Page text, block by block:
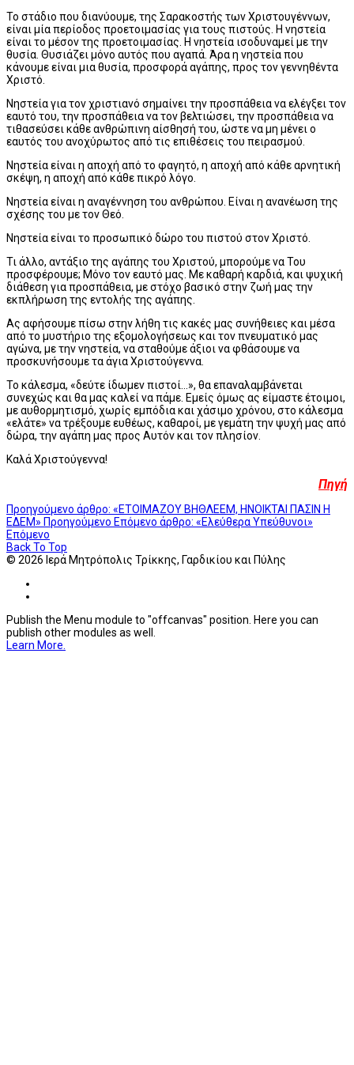
Το στάδιο που διανύουμε, της Σαρακοστής των Χριστουγέννων,
είναι μία περίοδος προετοιμασίας για τους πιστούς. Η νηστεία
είναι το μέσον της προετοιμασίας. Η νηστεία ισοδυναμεί με την
θυσία. Θυσιάζει μόνο αυτός που αγαπά. Άρα η νηστεία που
κάνουμε είναι μια θυσία, προσφορά αγάπης, προς τον γεννηθέντα
Χριστό.
Νηστεία για τον χριστιανό σημαίνει την προσπάθεια να ελέγξει τον
εαυτό του, την προσπάθεια να τον βελτιώσει, την προσπάθεια να
τιθασεύσει κάθε ανθρώπινη αίσθησή του, ώστε να μη μένει ο
εαυτός του ανοχύρωτος από τις επιθέσεις του πειρασμού.
Νηστεία είναι η αποχή από το φαγητό, η αποχή από κάθε αρνητική
σκέψη, η αποχή από κάθε πικρό λόγο.
Νηστεία είναι η αναγέννηση του ανθρώπου. Είναι η ανανέωση της
σχέσης του με τον Θεό.
Νηστεία είναι το προσωπικό δώρο του πιστού στον Χριστό.
Τι άλλο, αντάξιο της αγάπης του Χριστού, μπορούμε να Του
προσφέρουμε; Μόνο τον εαυτό μας. Με καθαρή καρδιά, και ψυχική
διάθεση για προσπάθεια, με στόχο βασικό στην ζωή μας την
εκπλήρωση της εντολής της αγάπης.
Ας αφήσουμε πίσω στην λήθη τις κακές μας συνήθειες και μέσα
από το μυστήριο της εξομολογήσεως και τον πνευματικό μας
αγώνα, με την νηστεία, να σταθούμε άξιοι να φθάσουμε να
προσκυνήσουμε τα άγια Χριστούγεννα.
Το κάλεσμα, «δεύτε ίδωμεν πιστοί...», θα επαναλαμβάνεται
συνεχώς και θα μας καλεί να πάμε. Εμείς όμως ας είμαστε έτοιμοι,
με αυθορμητισμό, χωρίς εμπόδια και χάσιμο χρόνου, στο κάλεσμα
«ελάτε» να τρέξουμε ευθέως, καθαροί, με γεμάτη την ψυχή μας από
δώρα, την αγάπη μας προς Αυτόν και τον πλησίον.
Καλά Χριστούγεννα!
Πηγή
Προηγούμενο άρθρο: «ΕΤΟΙΜΑΖΟΥ ΒΗΘΛΕΕΜ, ΗΝΟΙΚΤΑΙ ΠΑΣΙΝ Η
ΕΔΕΜ» Προηγούμενο Επόμενο άρθρο: «Ελεύθερα Υπεύθυνοι»
Επόμενο
Back To Top
© 2026 Ιερά Μητρόπολις Τρίκκης, Γαρδικίου και Πύλης
Publish the Menu module to "offcanvas" position. Here you can
publish other modules as well.
Learn More.